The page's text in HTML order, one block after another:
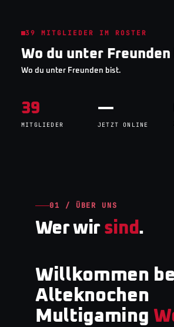
39 MITGLIEDER IM ROSTER
Wo du unter
Wo du unter Freunden bist.
39
MITGLIEDER
—
JETZT ONLINE
01 / ÜBER UNS
Wer wir sind.
Willkommen
Alteknochen
Multigaming